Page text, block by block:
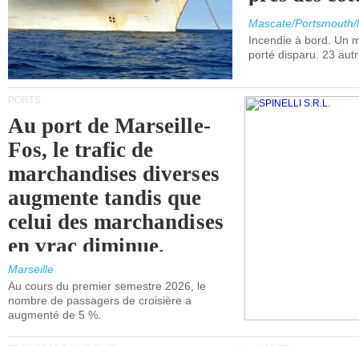
Mascate/
Incendie à bord. Un
porté disparu. 23
PORTS
Au port de Marseille-
Fos, le trafic de
marchandises diverses
augmente tandis que
celui des marchandises
en vrac diminue.
Marseille
Au cours du premier semestre 2026, le
nombre de passagers de croisière a
augmenté de 5 %.